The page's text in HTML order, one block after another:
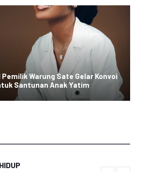
Pemilik Warung Sate Gelar Konvoi
Santunan Anak Yatim